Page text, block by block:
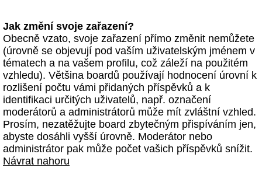
Jak změní svoje zařazení?
Obecně vzato, svoje zařazení přímo změnit nemůžete
(úrovně se objevují pod vaším uživatelským jménem v
tématech a na vašem profilu, což záleží na použitém
vzhledu). Většina boardů používají hodnocení úrovní k
rozlišení počtu vámi přidaných příspěvků a k
identifikaci určitých uživatelů, např. označení
moderátorů a administrátorů může mít zvláštní vzhled.
Prosím, nezatěžujte board zbytečným přispíváním jen,
abyste dosáhli vyšší úrovně. Moderátor nebo
administrátor pak může počet vašich příspěvků snížit.
Návrat nahoru